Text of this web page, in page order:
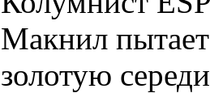
Макнил
золотую